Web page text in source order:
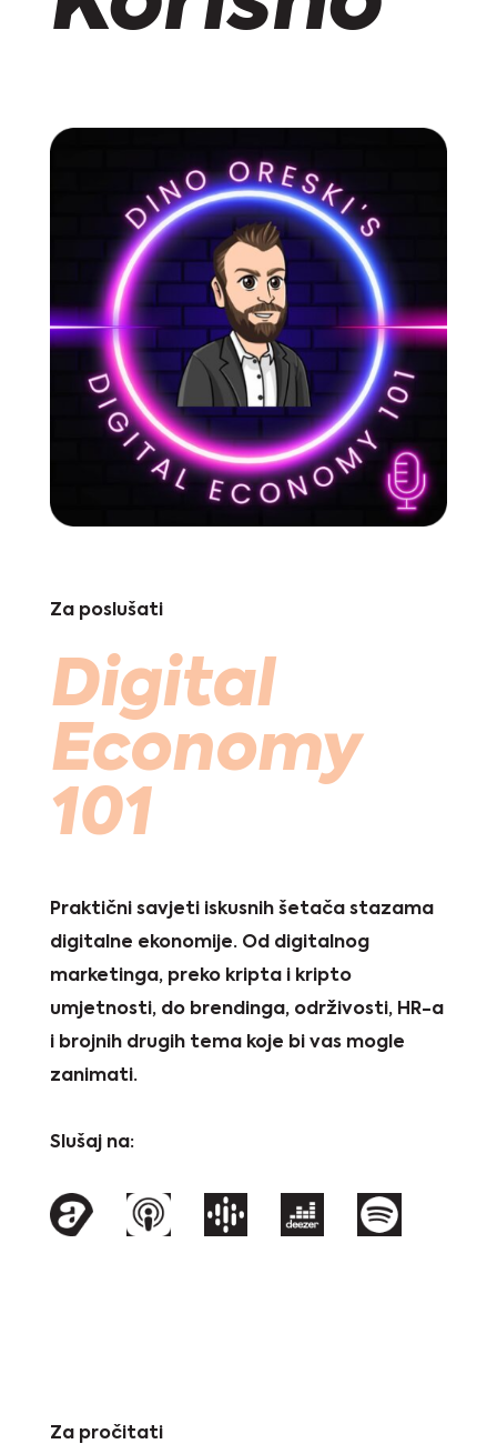
Za poslušati
Digital
Economy
101
Praktični savjeti iskusnih šetača stazama
digitalne ekonomije. Od digitalnog
marketinga, preko kripta i kripto
umjetnosti, do brendinga, održivosti, HR-a
i brojnih drugih tema koje bi vas mogle
zanimati.
Slušaj na:
Za pročitati